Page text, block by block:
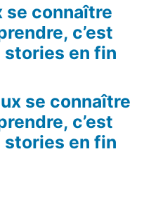
se connaître
c’est
stories en fin
se connaître
c’est
stories en fin